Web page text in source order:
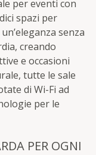
per eventi con
spazi per
senza
creando
e occasioni
tutte le sale
di Wi-Fi ad
per le
PER OGNI